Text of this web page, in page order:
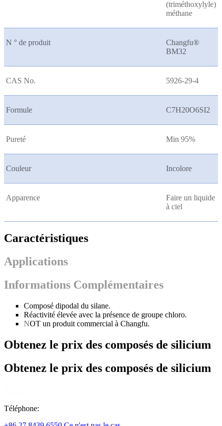
(triméthoxylyle)
méthane
N ° de produit
Changfu®
BM32
CAS No. 5926-29-4
Formule C7H20O6SI2
Pureté Min 95%
Couleur Incolore
Apparence
Faire un liquide
à ciel
Caractéristiques
Applications
Informations Complémentaires
Composé dipodal du silane.
Réactivité élevée avec la présence de groupe chloro.
NOT un produit commercial à Changfu.
Obtenez le prix des composés de silicium
Obtenez le prix des composés de silicium
Téléphone: